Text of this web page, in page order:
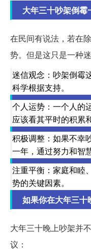
大年三十吵架倒霉
在民间有说法，若在
势。但是这只是一种
迷信观念：吵架倒霉
科学根据支持。
个人运势：一个人的
应该看其平时的积累
积极调整：如果不幸
一年，通过努力和智
注重平衡：家庭和睦
势的关键因素。
如果你在大年三十
大年三十晚上吵架并
议：